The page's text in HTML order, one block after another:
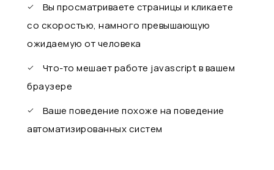
Вы просматриваете страницы и кликаете
со скоростью, намного превышающую
ожидаемую от человека
Что-то мешает работе javascript в вашем
браузере
Ваше поведение похоже на поведение
автоматизированных систем